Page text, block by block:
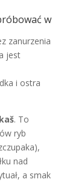
w
zanurzenia
jest
i ostra
. To
ryb
nad
a smak